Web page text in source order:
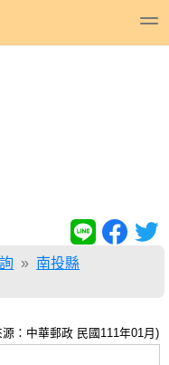
南投縣
：中華郵政 民國111年01月)